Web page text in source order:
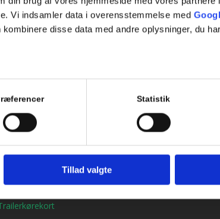
Vi indsamler data i overensstemmelse med
kombinere disse data med andre oplysninger, du
Statistik
Tillad valgte
Tilføj til kalender